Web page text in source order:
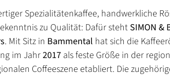
Spezialitätenkaffee, handwerkliche
zu Qualität: Dafür steht SIMON &
. Mit Sitz in Bammental hat sich die
im Jahr2017 als feste Größe in der
Coffeeszene etabliert. Die